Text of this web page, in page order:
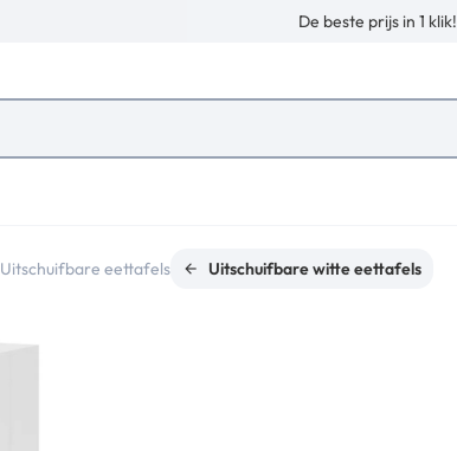
De beste prijs in 1 klik!
Uitschuifbare eettafels Uitschuifbare witte eettafels